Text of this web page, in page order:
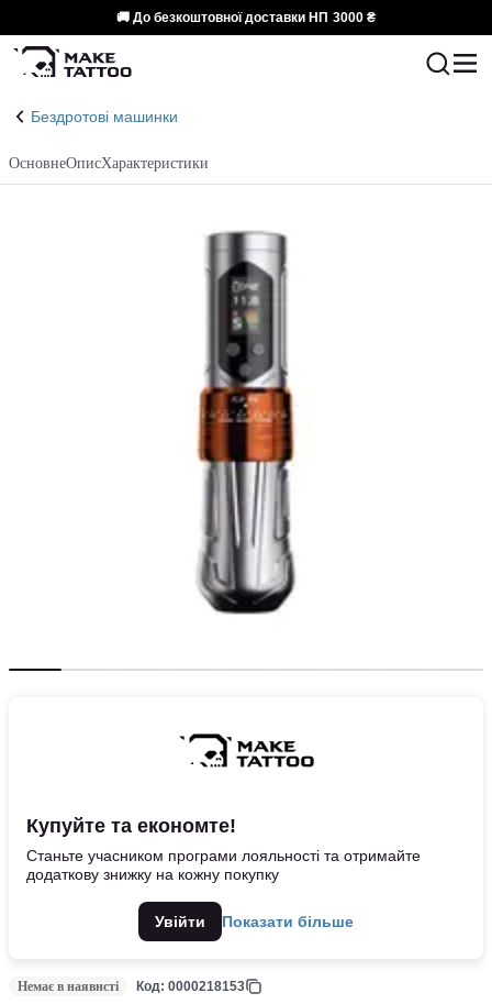
🚚 До безкоштовної доставки НП 3000 ₴
Бездротові машинки
ОсновнеОписХарактеристики
Купуйте та економте!
Станьте учасником програми лояльності та отримайте
додаткову знижку на кожну покупку
Увійти Показати більше
Немає в наявнсті Код: 0000218153